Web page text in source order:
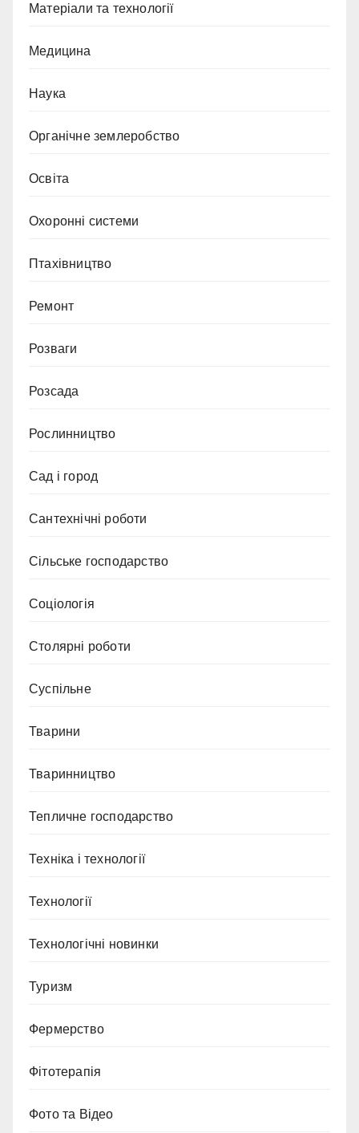
Матеріали та технології
Медицина
Наука
Органічне землеробство
Освіта
Охоронні системи
Птахівництво
Ремонт
Розваги
Розсада
Рослинництво
Сад і город
Сантехнічні роботи
Сільське господарство
Соціологія
Столярні роботи
Суспільне
Тварини
Тваринництво
Тепличне господарство
Техніка і технології
Технології
Технологічні новинки
Туризм
Фермерство
Фітотерапія
Фото та Відео